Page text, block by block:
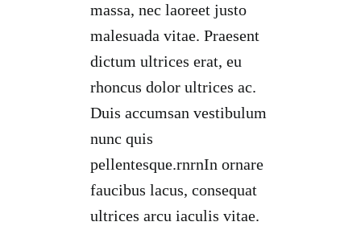
massa, nec laoreet justo
malesuada vitae. Praesent
dictum ultrices erat, eu
rhoncus dolor ultrices ac.
Duis accumsan vestibulum
nunc quis
pellentesque.rnrnIn ornare
faucibus lacus, consequat
ultrices arcu iaculis vitae.